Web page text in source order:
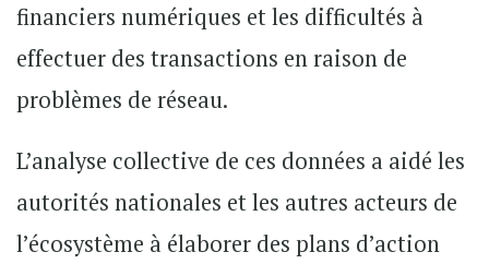
financiers numériques et les difficultés à
effectuer des transactions en raison de
problèmes de réseau.
L’analyse collective de ces données a aidé les
autorités nationales et les autres acteurs de
l’écosystème à élaborer des plans d’action